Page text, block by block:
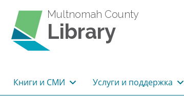
Multnomah County
Library
Основная навигация
Книги и СМИ Услуги и поддержка